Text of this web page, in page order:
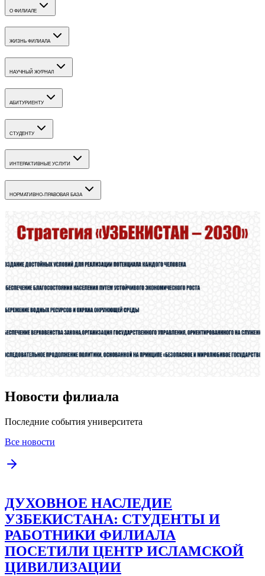
О ФИЛИАЛЕ
ЖИЗНЬ ФИЛИАЛА
НАУЧНЫЙ ЖУРНАЛ
АБИТУРИЕНТУ
СТУДЕНТУ
ИНТЕРАКТИВНЫЕ УСЛУГИ
НОРМАТИВНО-ПРАВОВАЯ БАЗА
Новости филиала
Последние события университета
Все новости
ДУХОВНОЕ НАСЛЕДИЕ
УЗБЕКИСТАНА: СТУДЕНТЫ И
РАБОТНИКИ ФИЛИАЛА
ПОСЕТИЛИ ЦЕНТР ИСЛАМСКОЙ
ЦИВИЛИЗАЦИИ